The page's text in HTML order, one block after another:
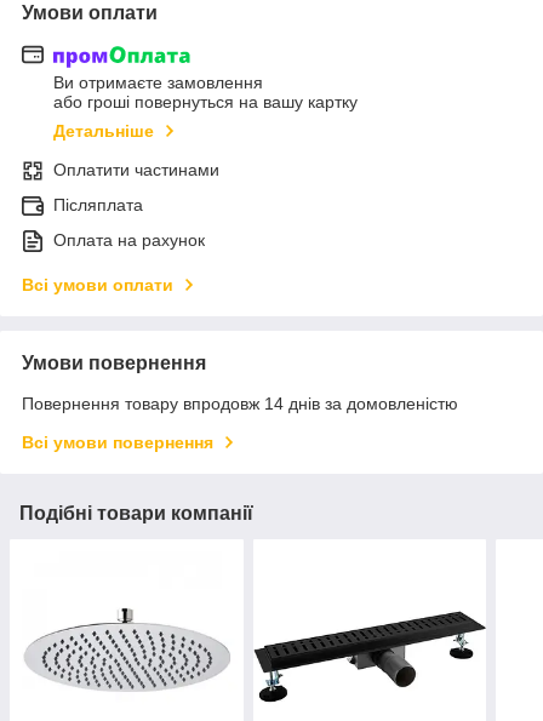
Умови оплати
Ви отримаєте замовлення
або гроші повернуться на вашу картку
Детальніше
Оплатити частинами
Післяплата
Оплата на рахунок
Всі умови оплати
Умови повернення
Повернення товару впродовж 14 днів за домовленістю
Всі умови повернення
Подібні товари компанії